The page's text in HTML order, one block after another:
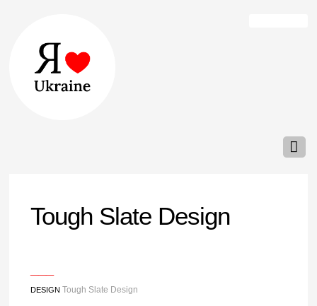
Tough Slate Design
DESIGN Tough Slate Design